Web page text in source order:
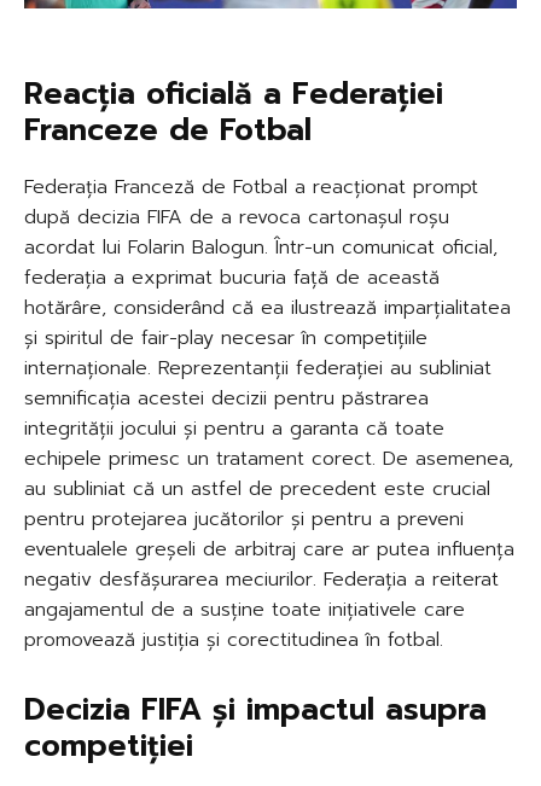
Reacția oficială a Federației
Franceze de Fotbal
Federația Franceză de Fotbal a reacționat prompt
după decizia FIFA de a revoca cartonașul roșu
acordat lui Folarin Balogun. Într-un comunicat oficial,
federația a exprimat bucuria față de această
hotărâre, considerând că ea ilustrează imparțialitatea
și spiritul de fair-play necesar în competițiile
internaționale. Reprezentanții federației au subliniat
semnificația acestei decizii pentru păstrarea
integrității jocului și pentru a garanta că toate
echipele primesc un tratament corect. De asemenea,
au subliniat că un astfel de precedent este crucial
pentru protejarea jucătorilor și pentru a preveni
eventualele greșeli de arbitraj care ar putea influența
negativ desfășurarea meciurilor. Federația a reiterat
angajamentul de a susține toate inițiativele care
promovează justiția și corectitudinea în fotbal.
Decizia FIFA și impactul asupra
competiției